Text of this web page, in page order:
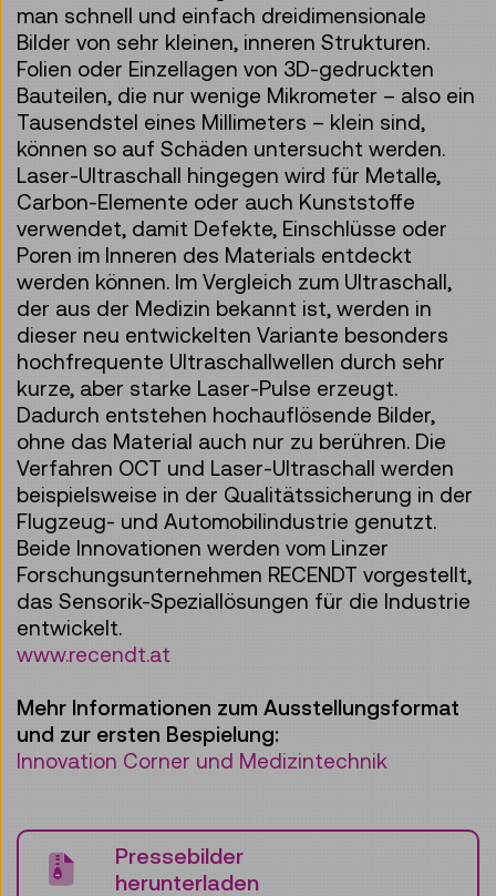
man schnell und einfach dreidimensionale
Bilder von sehr kleinen, inneren Strukturen.
Folien oder Einzellagen von 3D-gedruckten
Bauteilen, die nur wenige Mikrometer – also ein
Tausendstel eines Millimeters – klein sind,
können so auf Schäden untersucht werden.
Laser-Ultraschall hingegen wird für Metalle,
Carbon-Elemente oder auch Kunststoffe
verwendet, damit Defekte, Einschlüsse oder
Poren im Inneren des Materials entdeckt
werden können. Im Vergleich zum Ultraschall,
der aus der Medizin bekannt ist, werden in
dieser neu entwickelten Variante besonders
hochfrequente Ultraschallwellen durch sehr
kurze, aber starke Laser-Pulse erzeugt.
Dadurch entstehen hochauflösende Bilder,
ohne das Material auch nur zu berühren. Die
Verfahren OCT und Laser-Ultraschall werden
beispielsweise in der Qualitätssicherung in der
Flugzeug- und Automobilindustrie genutzt.
Beide Innovationen werden vom Linzer
Forschungsunternehmen RECENDT vorgestellt,
das Sensorik-Speziallösungen für die Industrie
entwickelt.
www.recendt.at
Mehr Informationen zum Ausstellungsformat
und zur ersten Bespielung:
Innovation Corner und Medizintechnik
Pressebilder
herunterladen